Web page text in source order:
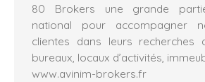
80 Brokers une grande
national pour accompagner
clientes dans leurs recherches
bureaux, locaux d’activités,
www.avinim-brokers.fr